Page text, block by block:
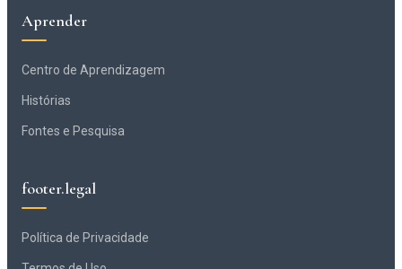
Aprender
Centro de Aprendizagem
Histórias
Fontes e Pesquisa
footer.legal
Política de Privacidade